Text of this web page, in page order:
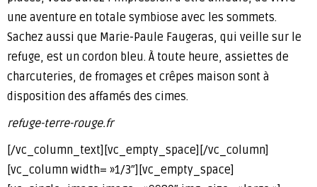
une aventure en totale symbiose avec les sommets.
Sachez aussi que Marie-Paule Faugeras, qui veille sur le
refuge, est un cordon bleu. À toute heure, assiettes de
charcuteries, de fromages et crêpes maison sont à
disposition des affamés des cimes.
refuge-terre-rouge.fr
[/vc_column_text][vc_empty_space][/vc_column]
[vc_column width= »1/3″][vc_empty_space]